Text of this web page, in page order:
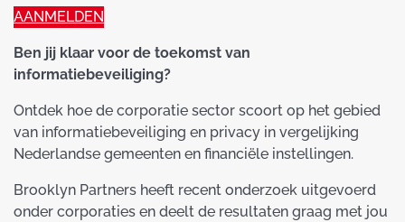
AANMELDEN
Ben jij klaar voor de toekomst van
informatiebeveiliging?
Ontdek hoe de corporatie sector scoort op het gebied
van informatiebeveiliging en privacy in vergelijking
Nederlandse gemeenten en financiële instellingen.
Brooklyn Partners heeft recent onderzoek uitgevoerd
onder corporaties en deelt de resultaten graag met jou